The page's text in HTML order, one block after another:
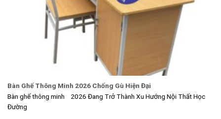
Bàn Ghế Thông Minh 2026 Chống Gù Hiện Đại
Bàn ghế thông minh 2026 Đang Trở Thành Xu Hướng Nội Thất Học
Đường